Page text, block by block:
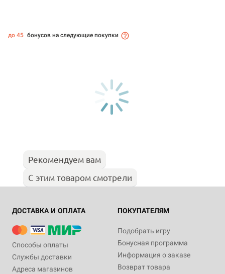
до 45 бонусов на следующие покупки
Рекомендуем вам
С этим товаром смотрели
ДОСТАВКА И ОПЛАТА
Способы оплаты
Службы доставки
Адреса магазинов
ПОКУПАТЕЛЯМ
Подобрать игру
Бонусная программа
Информация о заказе
Возврат товара